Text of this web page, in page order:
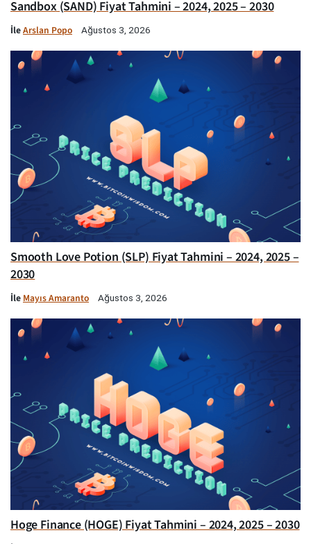
Sandbox (SAND) Fiyat Tahmini – 2024, 2025 – 2030
İleArslan Popo Ağustos 3, 2026
Smooth Love Potion (SLP) Fiyat Tahmini – 2024, 2025 –
2030
İle Mayıs Amaranto Ağustos 3, 2026
Hoge Finance (HOGE) Fiyat Tahmini – 2024, 2025 – 2030